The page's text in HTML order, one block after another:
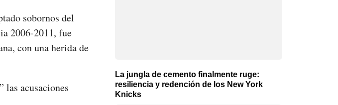
sobornos del
2006-2011, fue
con una herida de
las acusaciones
La jungla de cemento finalmente ruge:
resiliencia y redención de los New York
Knicks